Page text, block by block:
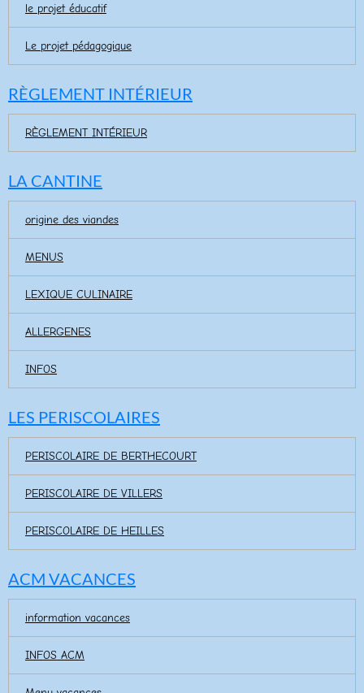
le projet éducatif
Le projet pédagogique
RÈGLEMENT INTÉRIEUR
RÈGLEMENT INTÉRIEUR
LA CANTINE
origine des viandes
MENUS
LEXIQUE CULINAIRE
ALLERGENES
INFOS
LES PERISCOLAIRES
PERISCOLAIRE DE BERTHECOURT
PERISCOLAIRE DE VILLERS
PERISCOLAIRE DE HEILLES
ACM VACANCES
information vacances
INFOS ACM